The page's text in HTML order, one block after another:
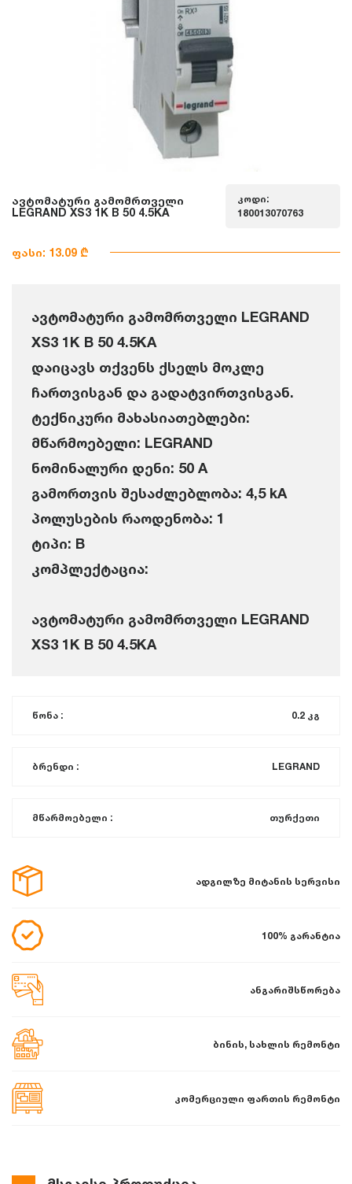
ავტომატური გამომრთველი
LEGRAND XS3 1K B 50 4.5KA
კოდი:
180013070763
ფასი: 13.09 ₾
ავტომატური გამომრთველი LEGRAND
XS3 1K B 50 4.5KA
დაიცავს თქვენს ქსელს მოკლე
ჩართვისგან და გადატვირთვისგან.
ტექნიკური მახასიათებლები:
მწარმოებელი: LEGRAND
ნომინალური დენი: 50 A
გამორთვის შესაძლებლობა: 4,5 kA
პოლუსების რაოდენობა: 1
ტიპი: B
კომპლექტაცია:
ავტომატური გამომრთველი LEGRAND
XS3 1K B 50 4.5KA
წონა : 0.2 კგ
ბრენდი : LEGRAND
მწარმოებელი : თურქეთი
ადგილზე მიტანის სერვისი
100% გარანტია
ანგარიშსწორება
ბინის, სახლის რემონტი
კომერციული ფართის რემონტი